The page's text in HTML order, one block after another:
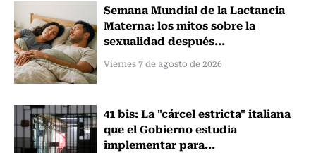
Semana Mundial de la Lactancia
Materna: los mitos sobre la
sexualidad después...
Viernes 7 de agosto de 2026
41 bis: La "cárcel estricta" italiana
que el Gobierno estudia
implementar para...